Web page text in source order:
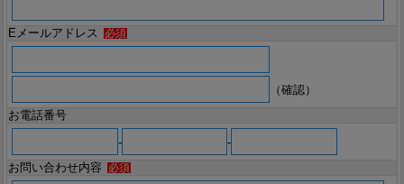
Eメールアドレス 必須
（確認）
お電話番号
-
-
お問い合わせ内容
必須